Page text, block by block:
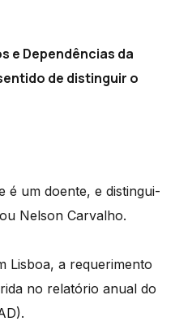
e Dependências da
de distinguir o
é um doente, e distingui-
Nelson Carvalho.
Lisboa, a requerimento
no relatório anual do